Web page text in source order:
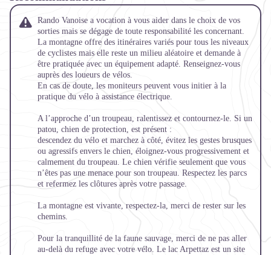
Rando Vanoise a vocation à vous aider dans le choix de vos
sorties mais se dégage de toute responsabilité les concernant.
La montagne offre des itinéraires variés pour tous les niveaux
de cyclistes mais elle reste un milieu aléatoire et demande à
être pratiquée avec un équipement adapté. Renseignez-vous
auprès des loueurs de vélos.
En cas de doute, les moniteurs peuvent vous initier à la
pratique du vélo à assistance électrique.
A l’approche d’un troupeau, ralentissez et contournez-le. Si un
patou, chien de protection, est présent :
descendez du vélo et marchez à côté, évitez les gestes brusques
ou agressifs envers le chien, éloignez-vous progressivement et
calmement du troupeau. Le chien vérifie seulement que vous
n’êtes pas une menace pour son troupeau. Respectez les parcs
et refermez les clôtures après votre passage.
La montagne est vivante, respectez-la, merci de rester sur les
chemins.
Pour la tranquillité de la faune sauvage, merci de ne pas aller
au-delà du refuge avec votre vélo. Le lac Arpettaz est un site